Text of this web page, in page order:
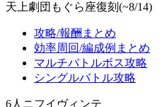
天上劇団もぐら座復刻(~8/14)
攻略/報酬まとめ
効率周回/編成例まとめ
マルチバトルボス攻略
シングルバトル攻略
6人ニフイヴィンテ